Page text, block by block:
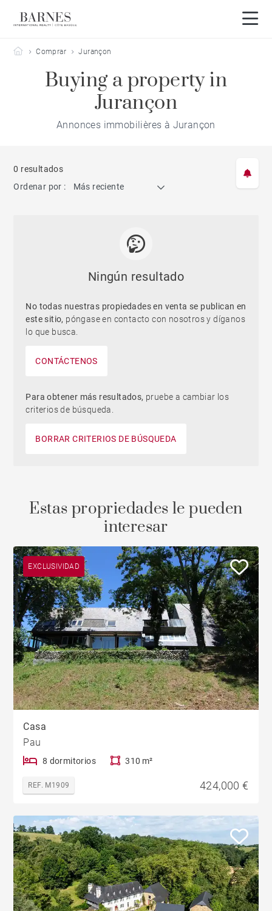
Barnes Côte Basque
Comprar Jurançon
Buying a property in
Jurançon
Annonces immobilières à Jurançon
0 resultados
Ordenar por :
Más reciente
Ningún resultado
No todas nuestras propiedades en venta se publican en
este sitio, póngase en contacto con nosotros y díganos
lo que busca.
CONTÁCTENOS
Para obtener más resultados, pruebe a cambiar los
criterios de búsqueda.
BORRAR CRITERIOS DE BÚSQUEDA
Estas propriedades le pueden
interesar
EXCLUSIVIDAD
Casa
Pau
8 dormitorios 310 m²
REF. M1909 424,000 €